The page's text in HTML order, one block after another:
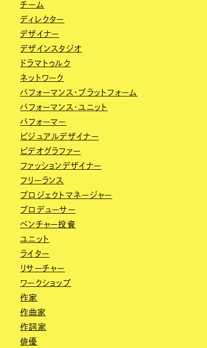
チーム
ディレクター
デザイナー
デザインスタジオ
ドラマトゥルク
ネットワーク
パフォーマンス・プラットフォーム
パフォーマンス・ユニット
パフォーマー
ビジュアルデザイナー
ビデオグラファー
ファッションデザイナー
フリーランス
プロジェクトマネージャー
プロデューサー
ベンチャー投資
ユニット
ライター
リサーチャー
ワークショップ
作家
作曲家
作詞家
俳優